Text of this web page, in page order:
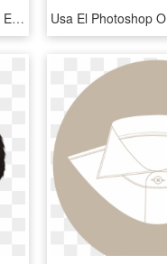
«uno De Mis Iconos Favoritos Es El De La Estación Pino - Metro, HD Png Download